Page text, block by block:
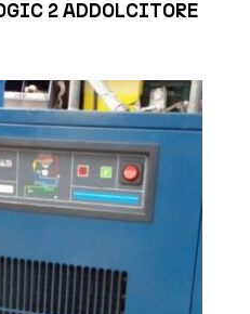
2 ADDOLCITORE